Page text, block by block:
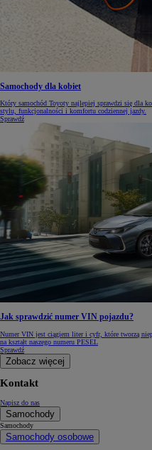
Samochody dla kobiet
Który samochód Toyoty najlepiej sprawdzi się dla
stylu, funkcjonalności i komfortu codziennej jazdy.
Sprawdź
Jak sprawdzić numer VIN pojazdu?
Numer VIN jest ciągiem liter i cyfr, które tworzą
na kształt naszego numeru PESEL
Sprawdź
Zobacz więcej
Kontakt
Napisz do nas
Samochody
Samochody
Samochody osobowe